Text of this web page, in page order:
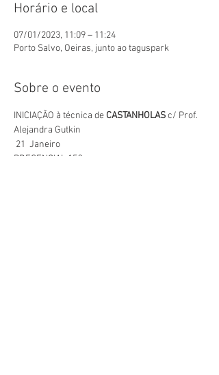
Horário e local
07/01/2023, 11:09 – 11:24
Porto Salvo, Oeiras, junto ao taguspark
Sobre o evento
INICIAÇÃO à técnica de CASTANHOLAS c/ Prof.
Alejandra Gutkin
21  Janeiro
PRESENCIAL 15€